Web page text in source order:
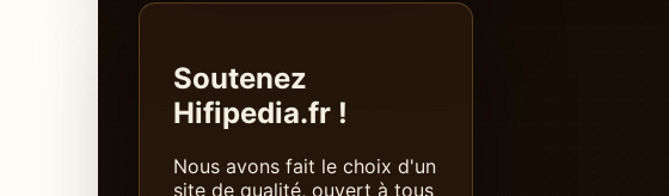
Soutenez
Hifipedia.fr !
Nous avons fait le choix d'un
site de qualité, ouvert à tous